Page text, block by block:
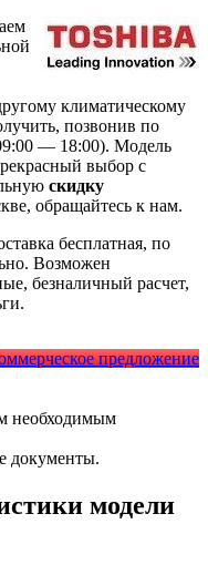
климатическому
позвонив по
— 18:00). Модель
выбор с
скидку
обращайтесь к нам.
бесплатная, по
Возможен
безналичный расчет,
предложение
необходимым
документы.
модели